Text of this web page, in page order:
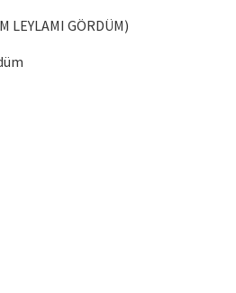
LEYLAMI GÖRDÜM)